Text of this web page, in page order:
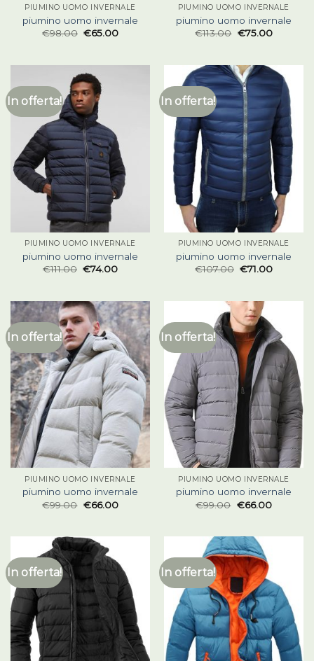
PIUMINO UOMO INVERNALE
piumino uomo invernale
€98.00 €65.00
PIUMINO UOMO INVERNALE
piumino uomo invernale
€113.00 €75.00
In offerta!
PIUMINO UOMO INVERNALE
piumino uomo invernale
€111.00 €74.00
In offerta!
PIUMINO UOMO INVERNALE
piumino uomo invernale
€107.00 €71.00
In offerta!
PIUMINO UOMO INVERNALE
piumino uomo invernale
€99.00 €66.00
In offerta!
PIUMINO UOMO INVERNALE
piumino uomo invernale
€99.00 €66.00
In offerta! In offerta!